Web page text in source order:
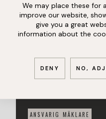
Ett hem som kombinerar
ett attraktivt läge –
post till: roger@3etage.se
mig en närodlad mäklare
ANSVARIG MÄKLARE
We may place these for
improve our website,
give you a great
information about the
DENY NO,